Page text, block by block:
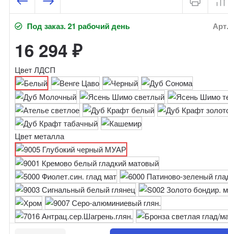
Под заказ. 21 рабочий день
16 294₽
Цвет ЛДСП
Цвет металла